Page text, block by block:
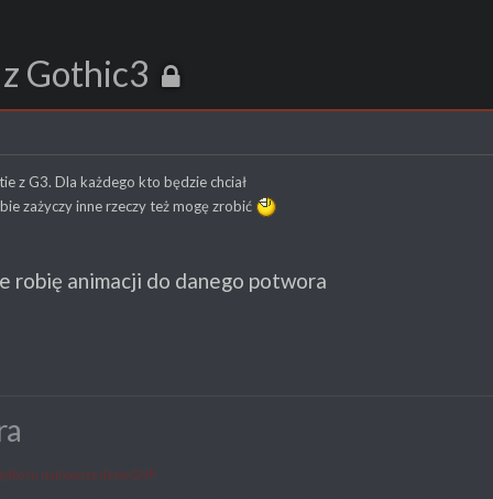
Gothic3
z G3. Dla każdego kto będzie chciał
zażyczy inne rzeczy też mogę zrobić
robię animacji do danego potwora
tu najnowsze demo GHP